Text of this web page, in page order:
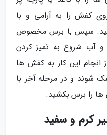
کفش را به آرامی و با
سپس با برس مخصوص
آب شروع به تمیز کردن
انجام این کار به کفش ها
شوند و در مرحله آخر با
ها را برس بکشید.
کرم و سفید